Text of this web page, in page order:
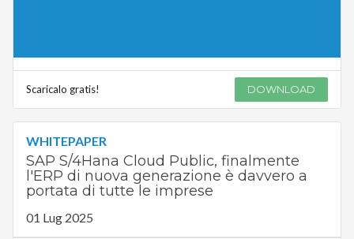
Scaricalo gratis! DOWNLOAD
WHITEPAPER
SAP S/4Hana Cloud Public, finalmente
l'ERP di nuova generazione è davvero a
portata di tutte le imprese
01 Lug 2025